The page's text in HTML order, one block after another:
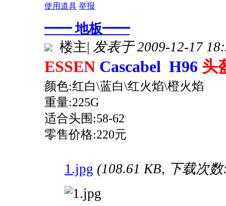
使用道具 举报
━━ 地板━━
楼主| 发表于 2009-12-17
ESSEN Cascabel H96 头
颜色:红白\蓝白\红火焰\橙火焰
重量:225G
适合头围:58-62
零售价格:220元
1.jpg (108.61 KB, 下载次